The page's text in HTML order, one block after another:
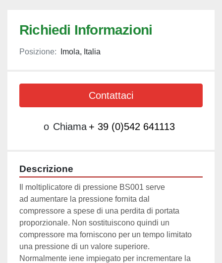
Richiedi Informazioni
Posizione: Imola, Italia
Contattaci
o Chiama + 39 (0)542 641113
Descrizione
Il moltiplicatore di pressione BS001 serve
ad aumentare la pressione fornita dal
compressore a spese di una perdita di portata
proporzionale. Non sostituiscono quindi un
compressore ma forniscono per un tempo limitato
una pressione di un valore superiore.
Normalmente iene impiegato per incrementare la